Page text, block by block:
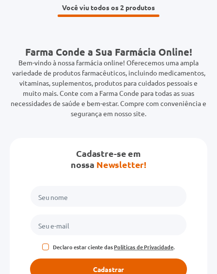
Você viu todos os 2
Farma Conde a Sua Farmácia Online!
Bem-vindo à nossa farmácia online! Oferecemos uma ampla
variedade de produtos farmacêuticos, incluindo medicamentos,
vitaminas, suplementos, produtos para cuidados pessoais e
muito mais. Conte com a Farma Conde para todas as suas
necessidades de saúde e bem-estar. Compre com conveniência e
segurança em nosso site.
Cadastre-se em
nossa Newsletter!
Declaro estar ciente dasPolíticas de Privacidade.
Cadastrar